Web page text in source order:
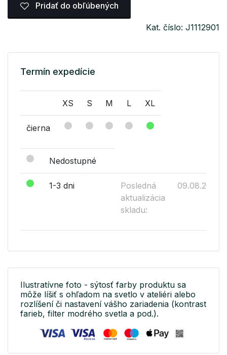
Pridať do obľúbených
Kat. číslo: J1112901
Termín expedície
XS S M L XL
čierna
Nedostupné
1-3 dni
Posledná
aktualizácia
skladu:
09.08.2026
Ilustratívne foto - sýtosť farby produktu sa
môže líšiť s ohľadom na svetlo v ateliéri alebo
rozlíšení či nastavení vášho zariadenia (kontrast
farieb, filter modrého svetla a pod.).